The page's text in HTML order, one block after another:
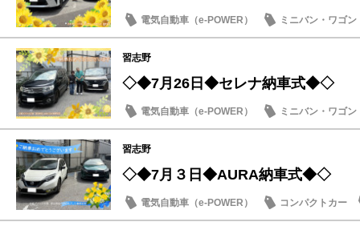
電気自動車（e-POWER）
ミニバン・ワゴン
納車式
習志野
◇◆7月26日◆セレナ納車式◆◇
電気自動車（e-POWER）
ミニバン・ワゴン
納車式
習志野
◇◆7月３日◆AURA納車式◆◇
電気自動車（e-POWER）
コンパクトカー
納車式